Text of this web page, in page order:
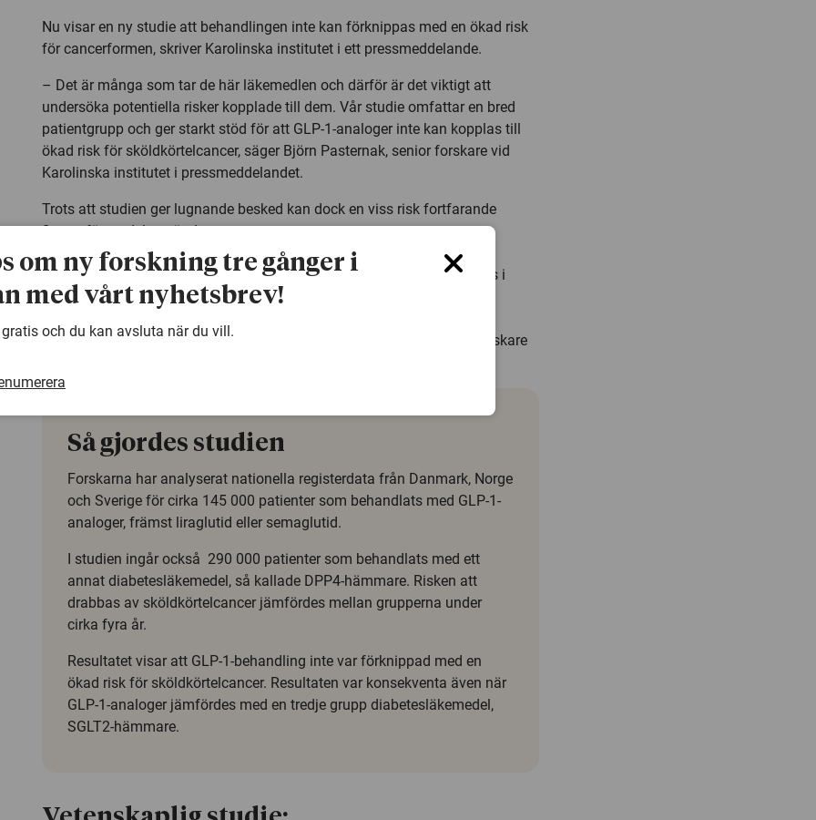
Nu visar en ny studie att behandlingen inte kan förknippas med en ökad risk
för cancerformen, skriver Karolinska institutet i ett pressmeddelande.
– Det är många som tar de här läkemedlen och därför är det viktigt att
undersöka potentiella risker kopplade till dem. Vår studie omfattar en bred
patientgrupp och ger starkt stöd för att GLP-1-analoger inte kan kopplas till
ökad risk för sköldkörtelcancer, säger Björn Pasternak, senior forskare vid
Karolinska institutet i pressmeddelandet.
Trots att studien ger lugnande besked kan dock en viss risk fortfarande
finnas för en del användare.
– Vi kan inte utesluta att risken för vissa sköldkörtelcancertyper förhöjs i
mindre patientgrupper som vi inte kunnat studera här, till exempel hos
avråds från att använda dessa läkemedel, säger Peter Ueda som är forskare
Så gjordes studien
Forskarna har analyserat nationella registerdata från Danmark, Norge
och Sverige för cirka 145 000 patienter som behandlats med GLP-1-
analoger, främst liraglutid eller semaglutid.
I studien ingår också 290 000 patienter som behandlats med ett
annat diabetesläkemedel, så kallade DPP4-hämmare. Risken att
drabbas av sköldkörtelcancer jämfördes mellan grupperna under
cirka fyra år.
Resultatet visar att GLP-1-behandling inte var förknippad med en
ökad risk för sköldkörtelcancer. Resultaten var konsekventa även när
GLP-1-analoger jämfördes med en tredje grupp diabetesläkemedel,
SGLT2-hämmare.
om ny forskning tre gånger i
med vårt nyhetsbrev!
gratis och du kan avsluta när du vill.